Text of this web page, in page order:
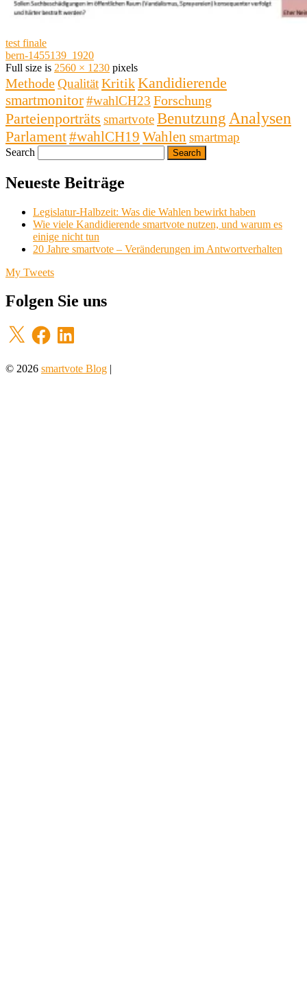
test finale
bern-1455139_1920
Full size is 2560 × 1230 pixels
MethodeQualitätKritikKandidierende
smartmonitor#wahlCH23 Forschung
Parteienporträts smartvoteBenutzung Analysen
Parlament#wahlCH19 Wahlen smartmap
Search
Neueste Beiträge
Legislatur-Halbzeit: Was die Wahlen bewirkt haben
Wie viele Kandidierende smartvote nutzen, und warum es
einige nicht tun
20 Jahre smartvote – Veränderungen im Antwortverhalten
My Tweets
Folgen Sie uns
X FacebookLinkedIn
© 2026 smartvote Blog |